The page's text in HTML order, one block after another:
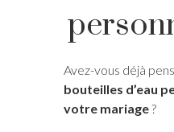
Avez-vous déjà
bouteilles d’eau
votre mariage?